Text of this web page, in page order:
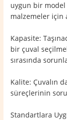
uygun bir
malzemeler için
Kapasite:
bir çuval
sırasında
Kalite: Çuvalın
süreçlerinin
Standartlara